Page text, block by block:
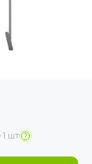
1 шт